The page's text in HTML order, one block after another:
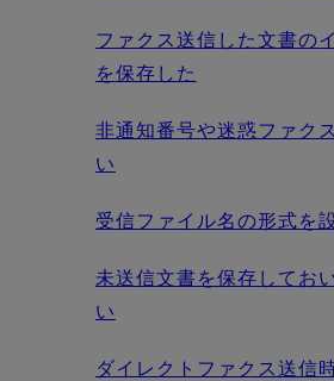
ファクス送信した文書の
を保存した
非通知番号や迷惑ファク
い
受信ファイル名の形式を
未送信文書を保存してお
い
ダイレクトファクス送信